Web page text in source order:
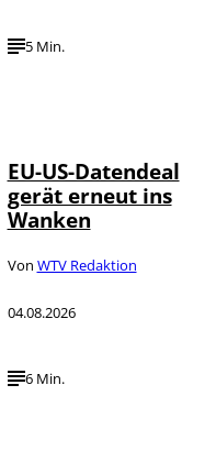
5 Min.
EU-US-Datendeal
gerät erneut ins
Wanken
Von WTV Redaktion
04.08.2026
6 Min.